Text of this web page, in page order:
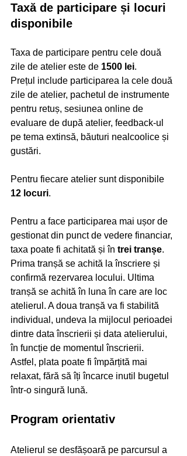
Taxă de participare și locuri
disponibile
Taxa de participare pentru cele două
zile de atelier este de 1500 lei.
Prețul include participarea la cele două
zile de atelier, pachetul de instrumente
pentru retuș, sesiunea online de
evaluare de după atelier, feedback-ul
pe tema extinsă, băuturi nealcoolice și
gustări.
Pentru fiecare atelier sunt disponibile
12 locuri.
Pentru a face participarea mai ușor de
gestionat din punct de vedere financiar,
taxa poate fi achitată și în trei tranșe.
Prima tranșă se achită la înscriere și
confirmă rezervarea locului. Ultima
tranșă se achită în luna în care are loc
atelierul. A doua tranșă va fi stabilită
individual, undeva la mijlocul perioadei
dintre data înscrierii și data atelierului,
în funcție de momentul înscrierii.
Astfel, plata poate fi împărțită mai
relaxat, fără să îți încarce inutil bugetul
într-o singură lună.
Program orientativ
Atelierul se desfășoară pe parcursul a